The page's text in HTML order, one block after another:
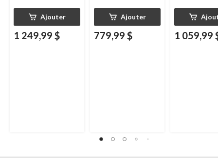
Ajouter
1 249,99 $
Ajouter
779,99 $ 1 059,99